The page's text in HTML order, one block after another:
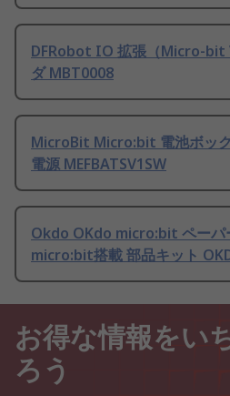
DFRobot IO 拡張（Micro-bit
ダ MBT0008
MicroBit Micro:bit 電池ボック
電源 MEFBATSV1SW
Okdo OKdo micro:bit ペーパ
micro:bit搭載 部品キット
お得な情報をい
ろう